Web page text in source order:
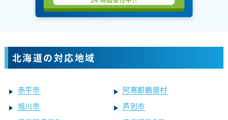
北海道の対応地域
赤平市
阿寒郡鶴居村
旭川市
芦別市